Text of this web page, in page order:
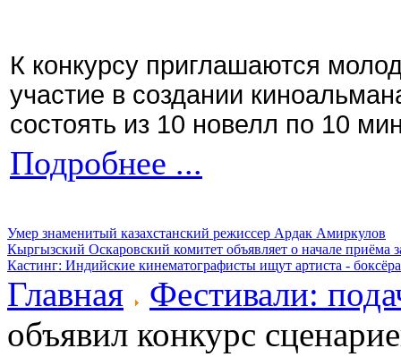
К конкурсу приглашаются
участие в создании
состоять из 10 новелл по 10
Подробнее ...
Умер знаменитый казахстанский режиссер Ардак Амиркулов
Кыргызский Оскаровский комитет объявляет о начале приёма
Кастинг: Индийские кинематографисты ищут артиста -
Главная
Фестивали:
объявил конкурс